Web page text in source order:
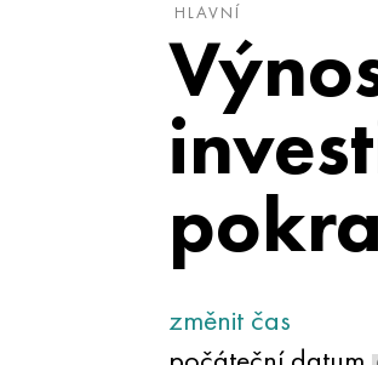
HLAVNÍ
změnit čas